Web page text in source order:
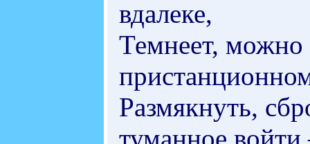
вдалеке,
Темнеет, можно
Размякнуть,